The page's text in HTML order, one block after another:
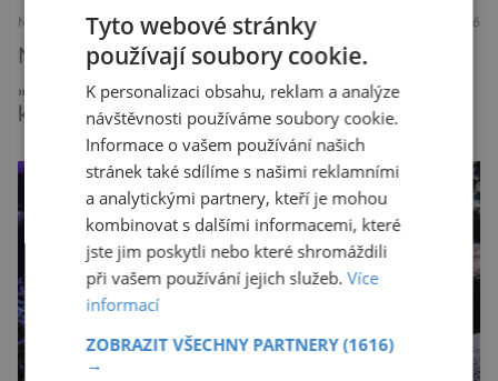
MEDICÍNA ZAJÍMAVOSTI 31.7.2026
Novopečené matky často popisují boj s
„mozkovou mlhou“, kdy se potýkají s výpadky
krátkodobé paměti, roztržitostí, problémy se
vyjádřit či neschopností udržet pozornost. Tyto
obtíže byly dlouhou dobu připisovány
nedostatku spánku a stresu při péči o
novorozence. Nyní se však ukazuje, že za tím
stojí změny v mozku vyvolané těhotenstvím!
Poporodní mozková mlha, v angličtině […]
Tyto webové stránky
používají soubory cookie.
K personalizaci obsahu, reklam a analýze
návštěvnosti používáme soubory cookie.
Informace o vašem používání našich
stránek také sdílíme s našimi reklamními
a analytickými partnery, kteří je mohou
kombinovat s dalšími informacemi, které
jste jim poskytli nebo které shromáždili
při vašem používání jejich služeb.Více
informací
ZOBRAZIT VŠECHNY PARTNERY(1616)
→